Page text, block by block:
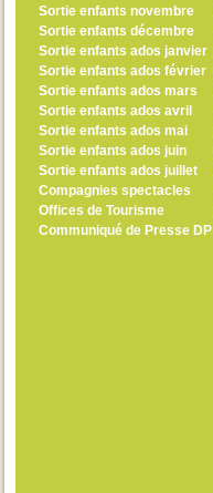
Sortie enfants novembre
Sortie enfants décembre
Sortie enfants ados janvier
Sortie enfants ados février
Sortie enfants ados mars
Sortie enfants ados avril
Sortie enfants ados mai
Sortie enfants ados juin
Sortie enfants ados juillet
Compagnies spectacles
Offices de Tourisme
Communiqué de Presse DP